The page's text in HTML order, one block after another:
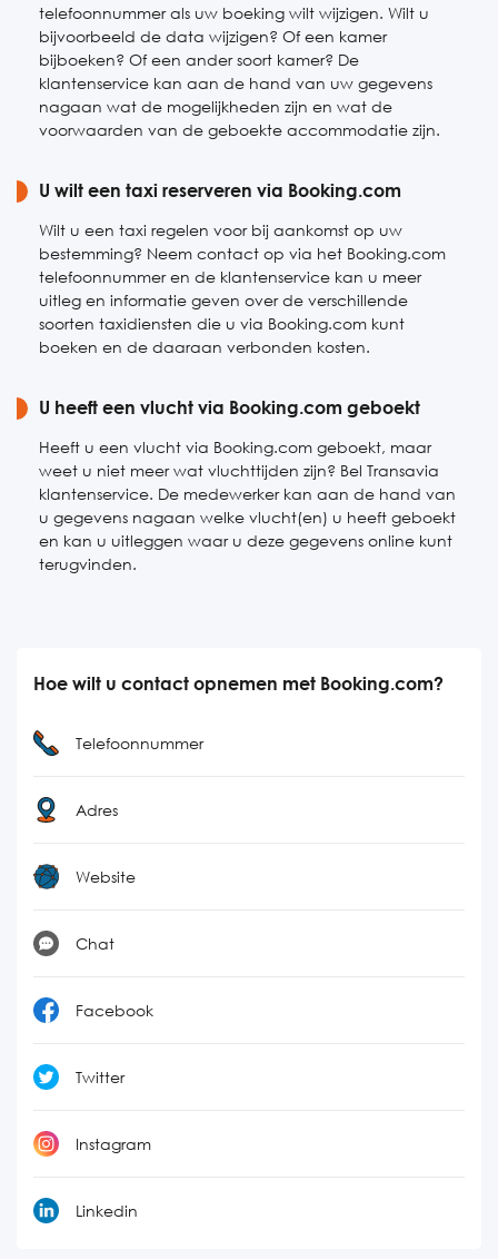
telefoonnummer als uw boeking wilt wijzigen. Wilt u
bijvoorbeeld de data wijzigen? Of een kamer
bijboeken? Of een ander soort kamer? De
klantenservice kan aan de hand van uw gegevens
nagaan wat de mogelijkheden zijn en wat de
voorwaarden van de geboekte accommodatie zijn.
U wilt een taxi reserveren via Booking.com
Wilt u een taxi regelen voor bij aankomst op uw
bestemming? Neem contact op via het Booking.com
telefoonnummer en de klantenservice kan u meer
uitleg en informatie geven over de verschillende
soorten taxidiensten die u via Booking.com kunt
boeken en de daaraan verbonden kosten.
U heeft een vlucht via Booking.com geboekt
Heeft u een vlucht via Booking.com geboekt, maar
weet u niet meer wat vluchttijden zijn? Bel Transavia
klantenservice. De medewerker kan aan de hand van
u gegevens nagaan welke vlucht(en) u heeft geboekt
en kan u uitleggen waar u deze gegevens online kunt
terugvinden.
Hoe wilt u contact opnemen met Booking.com?
Telefoonnummer
Adres
Website
Chat
Facebook
Twitter
Instagram
Linkedin